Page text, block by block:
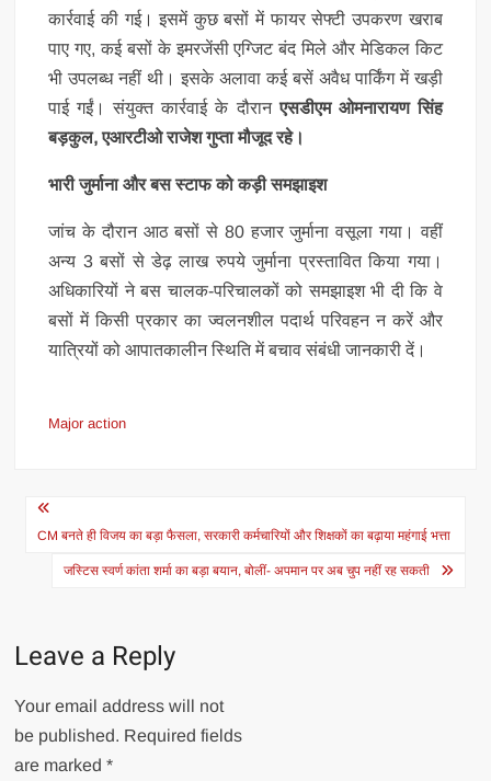
कार्रवाई की गई। इसमें कुछ बसों में फायर सेफ्टी उपकरण खराब
पाए गए, कई बसों के इमरजेंसी एग्जिट बंद मिले और मेडिकल किट
भी उपलब्ध नहीं थी। इसके अलावा कई बसें अवैध पार्किंग में खड़ी
पाई गईं। संयुक्त कार्रवाई के दौरानएसडीएम ओमनारायण सिंह
बड़कुल, एआरटीओ राजेश गुप्ता मौजूद रहे।
भारी जुर्माना और बस स्टाफ को कड़ी समझाइश
जांच के दौरान आठ बसों से 80 हजार जुर्माना वसूला गया। वहीं
अन्य 3 बसों से डेढ़ लाख रुपये जुर्माना प्रस्तावित किया गया।
अधिकारियों ने बस चालक-परिचालकों को समझाइश भी दी कि वे
बसों में किसी प्रकार का ज्वलनशील पदार्थ परिवहन न करें और
यात्रियों को आपातकालीन स्थिति में बचाव संबंधी जानकारी दें।
Major action
Post
navigation
CM बनते ही विजय का बड़ा फैसला, सरकारी कर्मचारियों और शिक्षकों का बढ़ाया महंगाई भत्ता
जस्टिस स्वर्ण कांता शर्मा का बड़ा बयान, बोलीं- अपमान पर अब चुप नहीं रह सकती
Leave a Reply
Your email address will not
be published. Required fields
are marked*